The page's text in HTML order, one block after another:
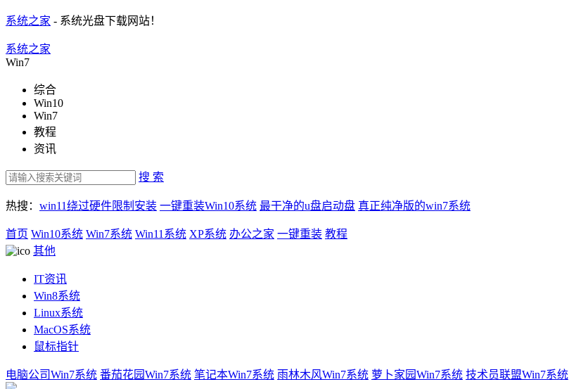
系统之家 - 系统光盘下载网站！
系统之家
Win7
综合
Win10
Win7
教程
资讯
搜 索
热搜： win11绕过硬件限制安装 一键重装Win10系统 最干净的u盘启动盘 真正纯净版的win7系统
首页 Win10系统 Win7系统 Win11系统 XP系统 办公之家 一键重装 教程
其他
IT资讯
Win8系统
Linux系统
MacOS系统
鼠标指针
电脑公司Win7系统 番茄花园Win7系统 笔记本Win7系统 雨林木风Win7系统 萝卜家园Win7系统 技术员联盟Win7系统